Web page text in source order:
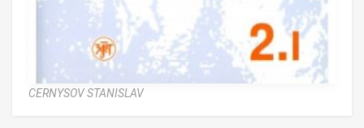
CERNYSOV STANISLAV